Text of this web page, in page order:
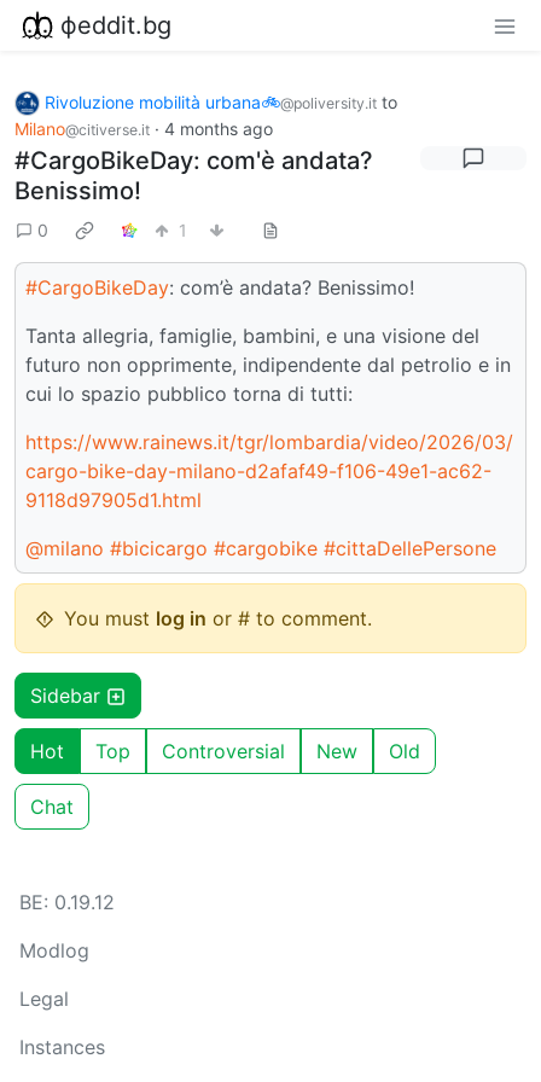
фeddit.bg
Rivoluzione mobilità urbana🚲@poliversity.it to
Milano@citiverse.it · 4 months ago
#CargoBikeDay: com'è andata?
Benissimo!
0 1
#CargoBikeDay: com’è andata? Benissimo!
Tanta allegria, famiglie, bambini, e una visione del
futuro non opprimente, indipendente dal petrolio e in
cui lo spazio pubblico torna di tutti:
https://www.rainews.it/tgr/lombardia/video/2026/03/
cargo-bike-day-milano-d2afaf49-f106-49e1-ac62-
9118d97905d1.html
@milano #bicicargo #cargobike #cittaDellePersone
You must log in or # to comment.
Sidebar
Hot Top Controversial New Old
Chat
BE: 0.19.12
Modlog
Legal
Instances